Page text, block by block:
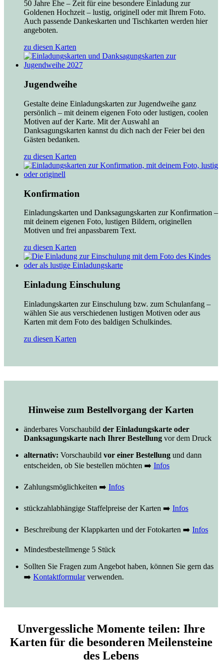
50 Jahre Ehe – Zeit für eine besondere Einladung zur
Goldenen Hochzeit – lustig, originell oder mit Ihrem Foto.
Auch passende Dankeskarten und Tischkarten werden hier
angeboten.
zu diesen Karten
Jugendweihe
Gestalte deine Einladungskarten zur Jugendweihe ganz
persönlich – mit deinem eigenen Foto oder lustigen, coolen
Motiven auf der Karte. Mit der Auswahl an
Danksagungskarten kannst du dich nach der Feier bei den
Gästen bedanken.
zu diesen Karten
Konfirmation
Einladungskarten und Danksagungskarten zur Konfirmation –
mit deinem eigenen Foto, lustigen Bildern, originellen
Motiven und frei anpassbarem Text.
zu diesen Karten
Einladung Einschulung
Einladungskarten zur Einschulung bzw. zum Schulanfang –
wählen Sie aus verschiedenen lustigen Motiven oder aus
Karten mit dem Foto des baldigen Schulkindes.
zu diesen Karten
Hinweise zum Bestellvorgang der Karten
änderbares Vorschaubild der Einladungskarte oder
Danksagungskarte nach Ihrer Bestellung vor dem Druck
alternativ: Vorschaubild vor einer Bestellung und dann
entscheiden, ob Sie bestellen möchten ➡️ Infos
Zahlungsmöglichkeiten ➡️ Infos
stückzahlabhängige Staffelpreise der Karten ➡️ Infos
Beschreibung der Klappkarten und der Fotokarten ➡️ Infos
Mindestbestellmenge 5 Stück
Sollten Sie Fragen zum Angebot haben, können Sie gern das
➡️ Kontaktformularverwenden.
Unvergessliche Momente teilen: Ihre
Karten für die besonderen Meilensteine
des Lebens